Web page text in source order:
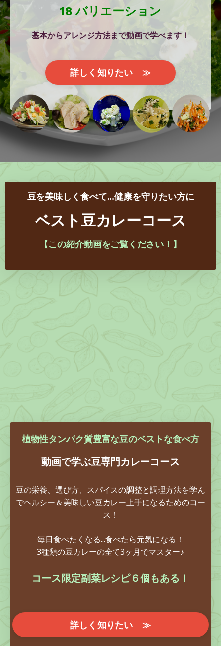
18 バリエーション
基本からアレンジ方法まで動画で学べます！
詳しく知りたい ≫
豆を美味しく食べて…健康を守りたい方に
ベスト豆カレーコース
【この紹介動画をご覧ください！】
植物性タンパク質豊富な豆のベストな食べ方
動画で学ぶ豆専門カレーコース
豆の栄養、選び方、スパイスの調整と調理方法を学ん
でヘルシー＆美味しい豆カレー上手になるためのコー
ス！
毎日食べたくなる...食べたら元気になる！
3種類の豆カレーの全て3ヶ月でマスター♪
コース限定副菜レシピ６個もある！
詳しく知りたい ≫